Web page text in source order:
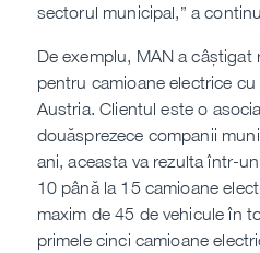
sectorul municipal,” a
De exemplu, MAN a câștigat
pentru camioane electrice
Austria. Clientul este o
douăsprezece companii
ani, aceasta va rezulta într-
10 până la 15 camioane
maxim de 45 de vehicule în
primele cinci camioane